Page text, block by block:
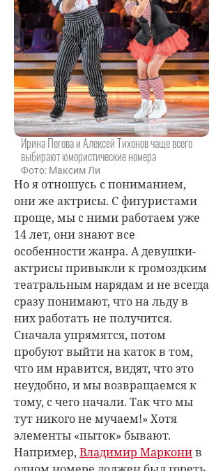
Ирина Пегова и Алексей Тихонов чаще всего
выбирают юмористические номера
Фото: Максим Ли
Но я отношусь с пониманием,
они же актрисы. С фигуристами
проще, мы с ними работаем уже
14 лет, они знают все
особенности жанра. А девушки-
актрисы привыкли к громоздким
театральным нарядам и не всегда
сразу понимают, что на льду в
них работать не получится.
Сначала упрямятся, потом
пробуют выйти на каток в том,
что им нравится, видят, что это
неудобно, и мы возвращаемся к
тому, с чего начали. Так что мы
тут никого не мучаем!» Хотя
элементы «пыток» бывают.
Например, Владимир Марконив